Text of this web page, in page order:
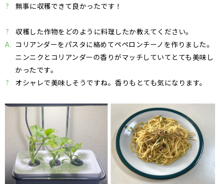
?
無事に収穫できて良かったです！
?
収穫した作物をどのように料理したか教えてください。
A. コリアンダーをパスタに絡めてペペロンチーノを作りました。
ニンニクとコリアンダーの香りがマッチしていてとても美味し
かったです。
?
オシャレで美味しそうですね。香りもとても気になります。